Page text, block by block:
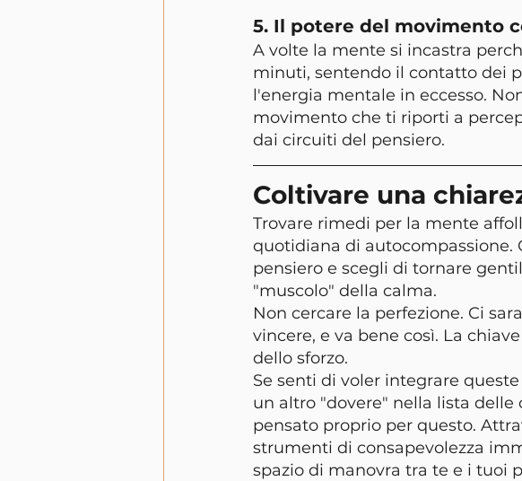
5. Il potere del movimento
A volte la mente si incastra
minuti, sentendo il contatto dei
l'energia mentale in eccesso.
movimento che ti riporti a
dai circuiti del pensiero.
Coltivare una
Trovare rimedi per la mente
quotidiana di autocompassione.
pensiero e scegli di tornare
"muscolo" della calma.
Non cercare la perfezione. Ci
vincere, e va bene così. La
dello sforzo.
Se senti di voler integrare
un altro "dovere" nella lista delle
pensato proprio per questo.
strumenti di consapevolezza
spazio di manovra tra te e i tuoi